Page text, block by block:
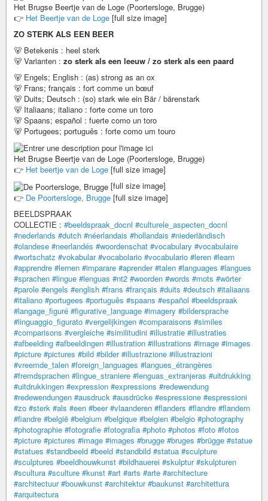
Het Brugse Beertje van de Loge (Poortersloge, Brugge)
👉 Het Beertje van de Loge [full size image]
ZO STERK ALS EEN BEER
🐻 Betekenis : heel sterk
🐻 Varianten : zo sterk als een leeuw / zo sterk als een paard
🐻 Engels; English : (as) strong as an ox
🐻 Frans; français : fort comme un bœuf
🐻 Duits; Deutsch : (so) stark wie ein Bär / bärenstark
🐻 Italiaans; italiano : forte come un toro
🐻 Spaans; español : fuerte como un toro
🐻 Portugees; português : forte como um touro
Het Brugse Beertje van de Loge (Poortersloge, Brugge)
👉 Het beertje van de Loge [full size image]
[full size image]
👉 De Poortersloge, Brugge [full size image]
BEELDSPRAAK
COLLECTIE : #beeldspraak_docnl #culturele_aspecten_docnl
#nederlands #dutch #néerlandais #hollandais #niederländisch
#olandese #neerlandés #woordenschat #vocabulary #vocabulaire
#wortschatz #vokabular #vocabolario #vocabulario #leren #learn
#apprendre #lernen #imparare #aprender #talen #languages #langues
#sprachen #lingue #lenguas #nt2 #woorden #words #mots #wörter
#parole #engels #english #frans #français #duits #deutsch #italiaans
#italiano #portugees #português #spaans #español #beeldspraak
#langage_figuré #figurative_language #imagery #bildersprache
#linguaggio_figurato #vergelijkingen #comparaisons #similes
#comparisons #vergleiche #similitudini #illustratie #illustraties
#afbeelding #afbeeldingen #illustration #illustrations #image #images
#picture #pictures #bild #bilder #illustrazione #illustrazioni
#vreemde_talen #foreign_languages #langues_étrangères
#fremdsprachen #lingue_straniere #lenguas_extranjeras #uitdrukking
#uitdrukkingen #expression #expressions #redewendung
#redewendungen #ausdruck #ausdrücke #espressione #espressioni
#zo #sterk #als #een #beer #vlaanderen #flanders #flandre #flandern
#fiandre #belgië #belgium #belgique #belgien #belgio #photography
#photographie #fotografie #fotografia #photo #photos #foto #fotos
#picture #pictures #image #images #brugge #bruges #brügge #statue
#statues #standbeeld #beeld #standbild #statua #sculpture
#sculptures #beeldhouwkunst #bildhauerei #skulptur #skulpturen
#scultura #sculture #kunst #art #arts #arte #architecture
#architectuur #bouwkunst #architektur #baukunst #architettura
#arquitectura